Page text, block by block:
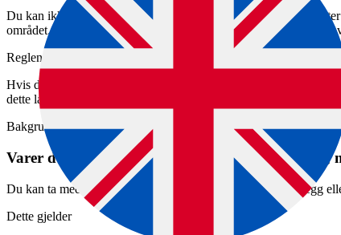
Du kan ikke ta med kjøtt, kjøttprodukter, melk og
området. Det finnes noen unntak for varer som inneholder noen
Reglene gjelder også for dyrefôr som inneholder kjøtt eller andre
Hvis du har med slike matvarer med deg inn i Norge fra et land
dette landet, selv om de ligger i ubrutt forpakning som viser at
Bakgrunnen for reglene er at mat og drikke fra andre land kan
Varer du kan ta med selv om de inneholder kjøtt,
Du kan ta med deg noen varer som inneholder kjøtt, melk, egg
Dette gjelder